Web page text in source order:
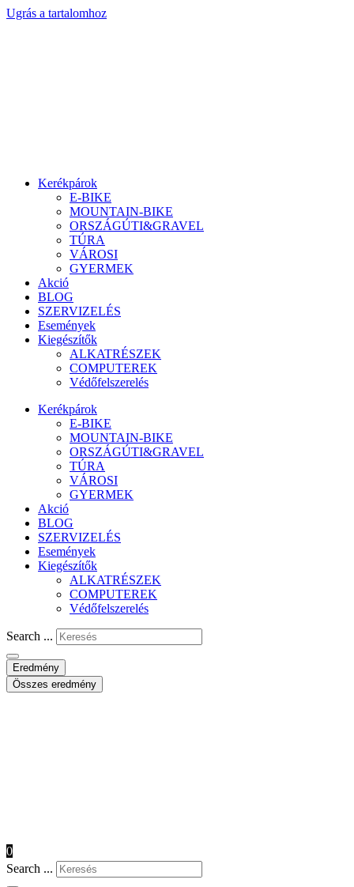
Ugrás a tartalomhoz
Kerékpárok
E-BIKE
MOUNTAIN-BIKE
ORSZÁGÚTI&GRAVEL
TÚRA
VÁROSI
GYERMEK
Akció
BLOG
SZERVIZELÉS
Események
Kiegészítők
ALKATRÉSZEK
COMPUTEREK
Védőfelszerelés
Kerékpárok
E-BIKE
MOUNTAIN-BIKE
ORSZÁGÚTI&GRAVEL
TÚRA
VÁROSI
GYERMEK
Akció
BLOG
SZERVIZELÉS
Események
Kiegészítők
ALKATRÉSZEK
COMPUTEREK
Védőfelszerelés
Search ...
Eredmény
Összes eredmény
0
Search ...